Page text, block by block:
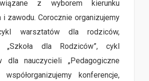
z wyborem kierunku
i zawodu. Corocznie organizujemy
warsztatów dla rodziców,
„Szkoła dla Rodziców”, cykl
dla nauczycieli „Pedagogiczne
współorganizujemy konferencje,